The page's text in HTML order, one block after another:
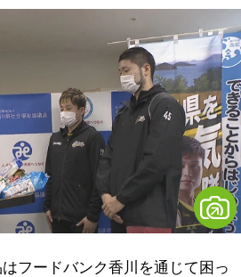
フードバンク香川を通じて困っ